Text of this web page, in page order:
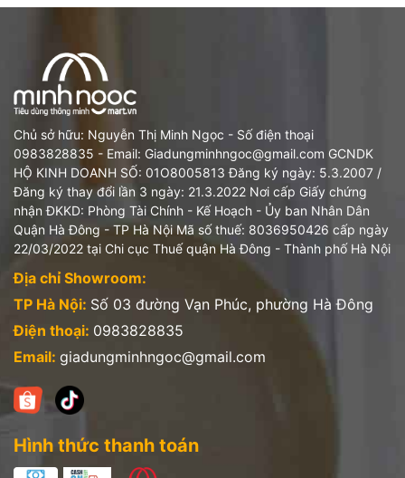
pin là 3 giờ
Đèn đỏ sẽ nháy liên tục khi pin yếu và thiết bị tự động tắt. Đèn
báo đỏ khi đang sạc, đèn xanh khi pin sạc đầy
#demmassagelung #demmassage #massagevaigay
#massagegiamdau #demmassageimat #massagevanphong
#massagethugian #massagegiadinh #giadungthongminh
#giadungcaocap #imat #gheMassageMini
Chủ sở hữu: Nguyễn Thị Minh Ngọc - Số điện thoại
0983828835 - Email: Giadungminhngoc@gmail.com GCNDK
HỘ KINH DOANH SỐ: 01O8005813 Đăng ký ngày: 5.3.2007 /
Đăng ký thay đổi lần 3 ngày: 21.3.2022 Nơi cấp Giấy chứng
nhận ĐKKD: Phòng Tài Chính - Kế Hoạch - Ủy ban Nhân Dân
Quận Hà Đông - TP Hà Nội Mã số thuế: 8036950426 cấp ngày
22/03/2022 tại Chi cục Thuế quận Hà Đông - Thành phố Hà Nội
Địa chỉ Showroom:
TP Hà Nội: Số 03 đường Vạn Phúc, phường Hà Đông
Điện thoại: 0983828835
Email: giadungminhngoc@gmail.com
Hình thức thanh toán